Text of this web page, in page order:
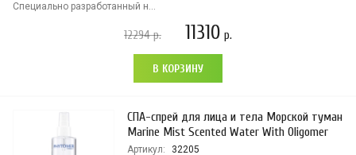
Специально разработанный н...
12294р. 11310 р.
В КОРЗИНУ
СПА-спрей для лица и тела Морской туман
Marine Mist Scented Water With Oligomer
Артикул:
32205